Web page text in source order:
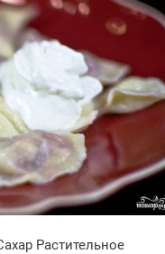
Растительное